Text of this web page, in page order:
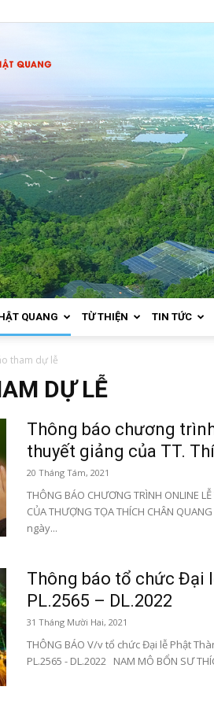
QUANG TỪ THIỆN TIN TỨC
tham dự lễ
DỰ LỄ
Thông báo chương
thuyết giảng của TT.
20 Tháng Tám, 2021
THÔNG BÁO CHƯƠNG TRÌNH ONLINE
CỦA THƯỢNG TỌA THÍCH CHÂN
ngày...
Thông báo tổ chức Đại
PL.2565 – DL.2022
31 Tháng Mười Hai, 2021
THÔNG BÁO V/v tổ chức Đại lễ Phật
PL.2565 - DL.2022 NAM MÔ BỔN SƯ